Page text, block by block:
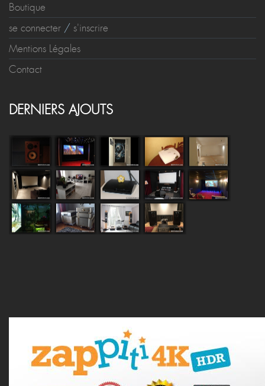
Boutique
se connecter / s'inscrire
Mentions Légales
Contact
DERNIERS AJOUTS